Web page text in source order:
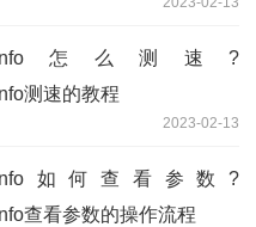
怎么测速?
测速的教程
2023-02-13
如何查看参数?
查看参数的操作流程